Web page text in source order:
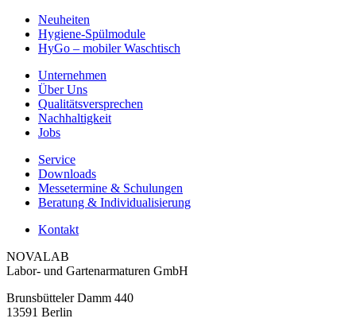
Neuheiten
Hygiene-Spülmodule
HyGo – mobiler Waschtisch
Unternehmen
Über Uns
Qualitätsversprechen
Nachhaltigkeit
Jobs
Service
Downloads
Messetermine & Schulungen
Beratung & Individualisierung
Kontakt
NOVALAB
Labor- und Gartenarmaturen GmbH
Brunsbütteler Damm 440
13591 Berlin